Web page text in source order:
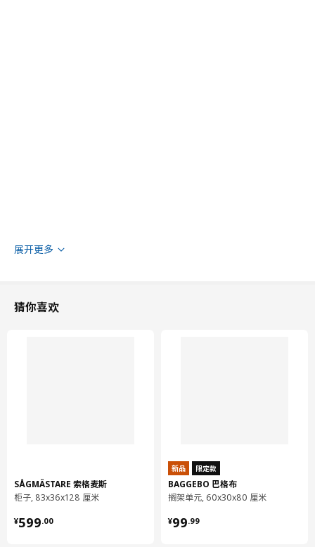
展开更多
猜你喜欢
SÅGMÄSTARE 索格麦斯
柜子, 83x36x128 厘米
¥599.00
¥ 599.00
新品 限定款
BAGGEBO 巴格布
搁架单元, 60x30x80 厘米
¥99.99
¥ 99.99